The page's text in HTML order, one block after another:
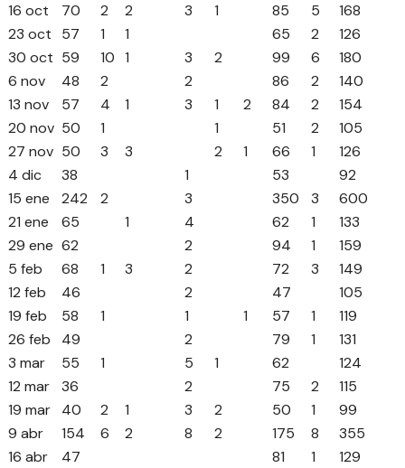
16 oct
70 2 2 3 1 85 5
168
23 oct
57 1 1 65 2
126
30 oct 59 10 1 3 2 99 6
180
6 nov
48 2 2 86 2
140
13 nov
57 4 1 3 1 2 84 2
154
20 nov 50 1 1 51 2
105
27 nov 50 3 3 2 1 66 1
126
4 dic
38 1 53
92
15 ene
242 2 3 350 3
600
21 ene
65 1 4 62 1
133
29 ene 62 2 94 1
159
5 feb
68 1 3 2 72 3
149
12 feb
46 2 47
105
19 feb
58 1 1 1 57 1
119
26 feb
49 2 79 1
131
3 mar
55 1 5 1 62
124
12 mar
36 2 75 2
115
19 mar
40 2 1 3 2 50 1
99
9 abr
154 6 2 8 2 175 8
355
16 abr
47 81 1
129